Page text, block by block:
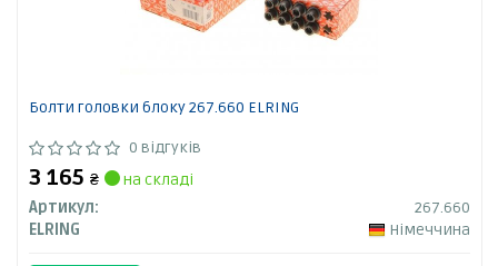
Болти головки блоку 267.660 ELRING
0 відгуків
3 165 ₴
на складі
Артикул:
267.660
ELRING
Німеччина